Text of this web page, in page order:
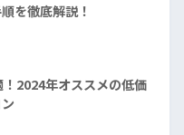
を徹底解説！
2024年オススメの低価